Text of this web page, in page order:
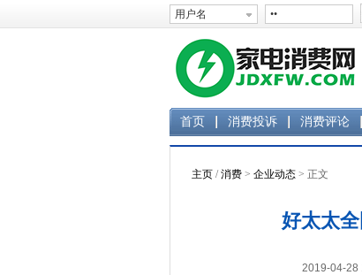
首页 消费投诉 消费评论
主页 /消费 > 企业动态 > 正文
好太太
2019-04-28